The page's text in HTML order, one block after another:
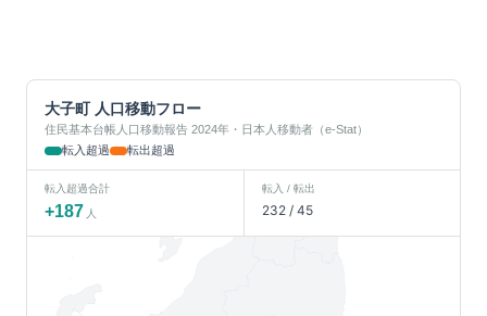
大子町人口移動フロー
住民基本台帳人口移動報告 2024年・日本人移動者（e-Stat）
転入超過
転出超過
転入超過合計
+187 人
転入 / 転出
232/ 45